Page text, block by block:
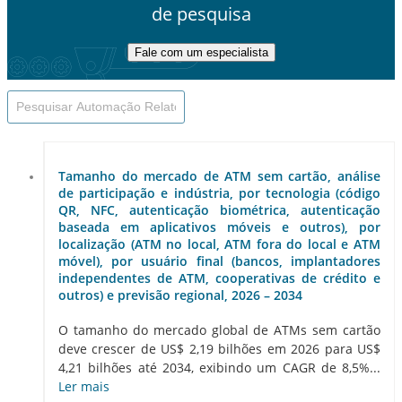
de pesquisa
Fale com um especialista
Tamanho do mercado de ATM sem cartão, análise
de participação e indústria, por tecnologia (código
QR, NFC, autenticação biométrica, autenticação
baseada em aplicativos móveis e outros), por
localização (ATM no local, ATM fora do local e ATM
móvel), por usuário final (bancos, implantadores
independentes de ATM, cooperativas de crédito e
outros) e previsão regional, 2026 – 2034
O tamanho do mercado global de ATMs sem cartão
deve crescer de US$ 2,19 bilhões em 2026 para US$
4,21 bilhões até 2034, exibindo um CAGR de 8,5%...
Ler mais